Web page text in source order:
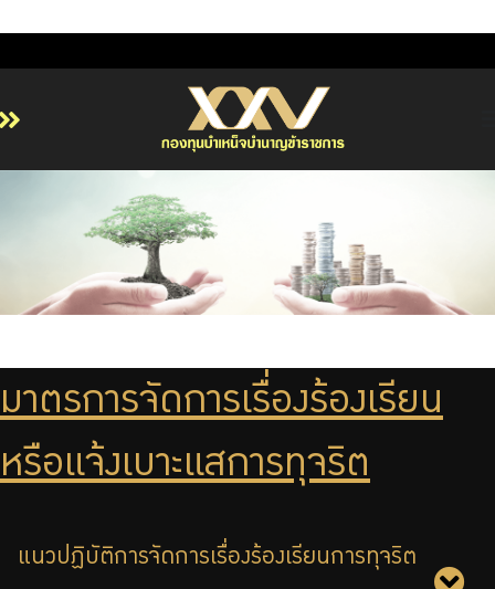
เกี่ยวกับ กบข.
รายงานผลการดำเนินงาน
จัดซื้อจัดจ้าง
ร่วมงานกับเรา
มาตรการจัดการเรื่องร้องเรียน
หรือแจ้งเบาะแสการทุจริต
แนวปฏิบัติการจัดการเรื่องร้องเรียนการทุจริต